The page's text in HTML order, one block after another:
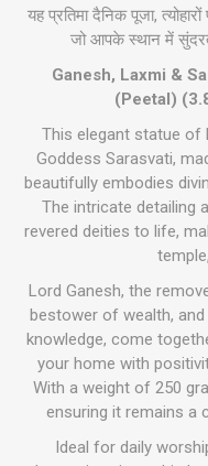
यह प्रतिमा दैनिक पूजा,
जो आपके स्थान में
Ganesh, Laxmi &
(Peetal)
This elegant statue of
Goddess Sarasvati,
beautifully embodies
The intricate detailing
revered deities to life,
Lord Ganesh, the
bestower of wealth,
knowledge, come
your home with
With a weight of 250
ensuring it remains a
Ideal for daily